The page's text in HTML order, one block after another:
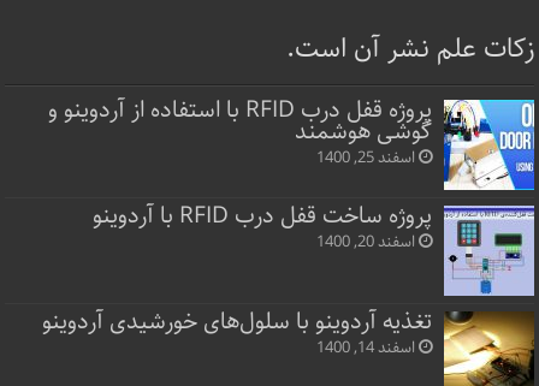
زکات علم نشر آن است.
پروژه قفل‌ درب RFID با استفاده از آردوینو و
گوشی هوشمند
اسفند 25, 1400
پروژه ساخت قفل‌ درب RFID با آردوینو
اسفند 20, 1400
تغذیه آردوینو با سلول‌های خورشیدی آردوینو
اسفند 14, 1400